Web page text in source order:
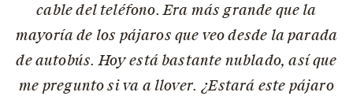
cable del teléfono. Era más grande que la
mayoría de los pájaros que veo desde la parada
de autobús. Hoy está bastante nublado, así que
me pregunto si va a llover. ¿Estará este pájaro